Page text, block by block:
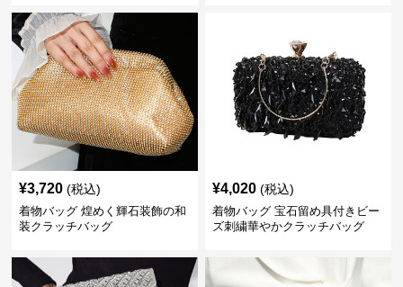
¥3,720 (税込)
着物バッグ 煌めく輝石装飾の和
装クラッチバッグ
¥4,020 (税込)
着物バッグ 宝石留め具付きビー
ズ刺繍華やかクラッチバッグ